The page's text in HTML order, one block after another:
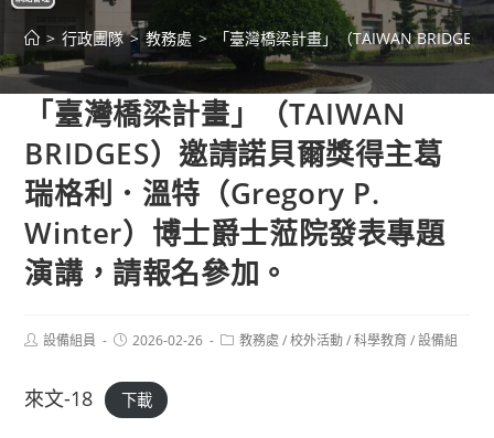
> 行政團隊 > 教務處 > 「臺灣橋梁計畫」（TAIWAN
「臺灣橋梁計畫」（TAIWAN
BRIDGES）邀請諾貝爾獎得主葛
瑞格利．溫特（Gregory P.
Winter）博士爵士蒞院發表專題
演講，請報名參加。
Post設備組員
Post2026-02-26
Post教務處 / 校外活動 / 科學教育 / 設備組
來文-18 下載